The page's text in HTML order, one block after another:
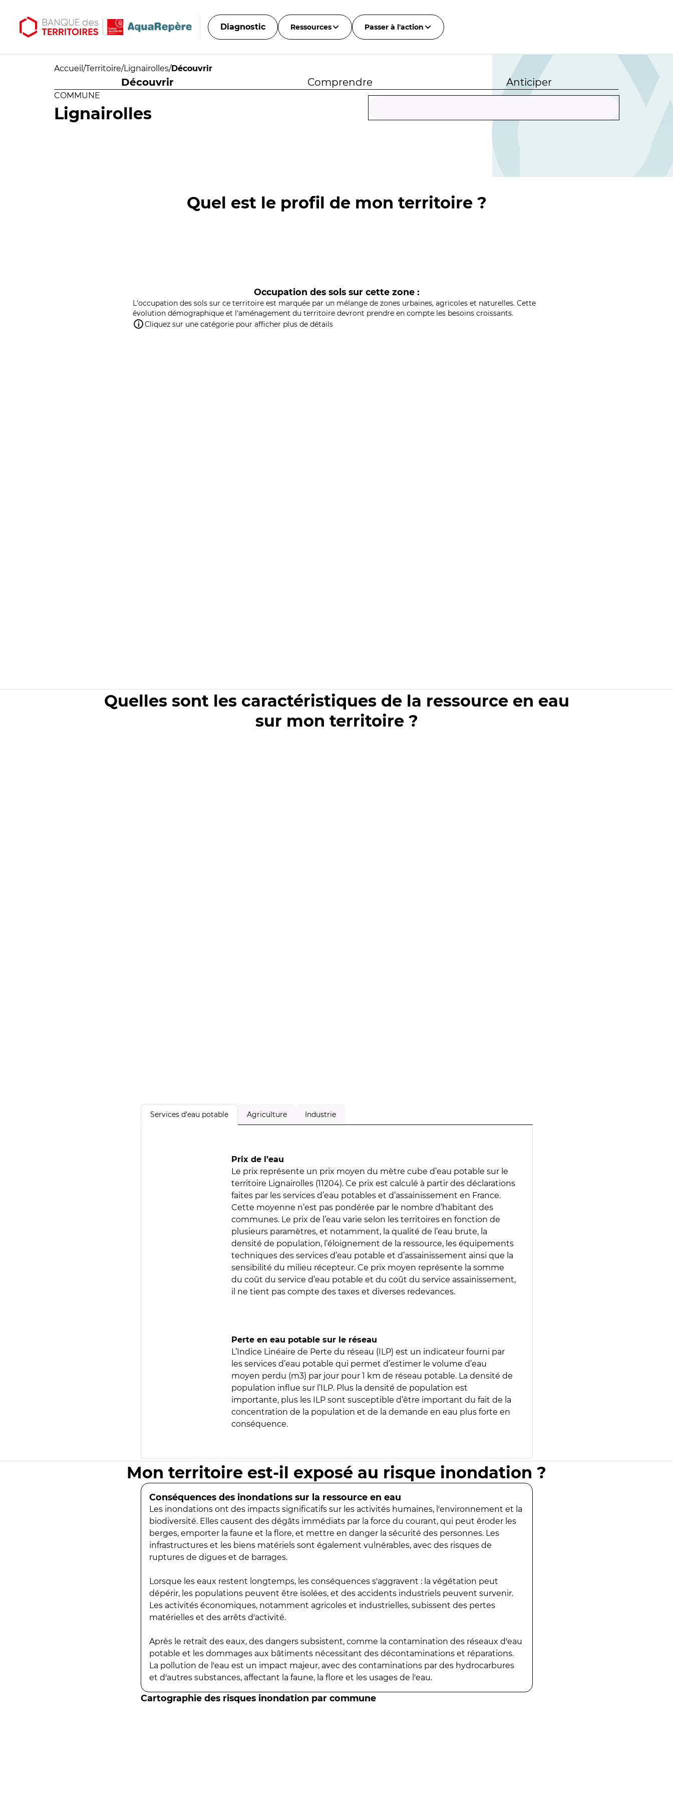
Diagnostic Ressources Passer à l'action
Accueil /Territoire/Lignairolles/Découvrir
Découvrir Comprendre Anticiper
COMMUNE
Lignairolles
Quel est le profil de mon territoire ?
Occupation des sols sur cette zone :
L'occupation des sols sur ce territoire est marquée par un mélange de zones urbaines, agricoles et naturelles. Cette
évolution démographique et l'aménagement du territoire devront prendre en compte les besoins croissants.
Cliquez sur une catégorie pour afficher plus de détails
Quelles sont les caractéristiques de la ressource en eau
sur mon territoire ?
Services d'eau potable Agriculture Industrie
Prix de l’eau
Le prix représente un prix moyen du mètre cube d’eau potable sur le
territoire Lignairolles (11204). Ce prix est calculé à partir des déclarations
faites par les services d’eau potables et d’assainissement en France.
Cette moyenne n’est pas pondérée par le nombre d’habitant des
communes. Le prix de l’eau varie selon les territoires en fonction de
plusieurs paramètres, et notamment, la qualité de l’eau brute, la
densité de population, l’éloignement de la ressource, les équipements
techniques des services d’eau potable et d’assainissement ainsi que la
sensibilité du milieu récepteur. Ce prix moyen représente la somme
du coût du service d’eau potable et du coût du service assainissement,
il ne tient pas compte des taxes et diverses redevances.
Perte en eau potable sur le réseau
L’Indice Linéaire de Perte du réseau (ILP) est un indicateur fourni par
les services d’eau potable qui permet d’estimer le volume d’eau
moyen perdu (m3) par jour pour 1 km de réseau potable. La densité de
population influe sur l’ILP. Plus la densité de population est
importante, plus les ILP sont susceptible d’être important du fait de la
concentration de la population et de la demande en eau plus forte en
conséquence.
Mon territoire est-il exposé au risque inondation ?
Conséquences des inondations sur la ressource en eau
Les inondations ont des impacts significatifs sur les activités humaines, l'environnement et la
biodiversité. Elles causent des dégâts immédiats par la force du courant, qui peut éroder les
berges, emporter la faune et la flore, et mettre en danger la sécurité des personnes. Les
infrastructures et les biens matériels sont également vulnérables, avec des risques de
ruptures de digues et de barrages.
Lorsque les eaux restent longtemps, les conséquences s'aggravent : la végétation peut
dépérir, les populations peuvent être isolées, et des accidents industriels peuvent survenir.
Les activités économiques, notamment agricoles et industrielles, subissent des pertes
matérielles et des arrêts d'activité.
Après le retrait des eaux, des dangers subsistent, comme la contamination des réseaux d'eau
potable et les dommages aux bâtiments nécessitant des décontaminations et réparations.
La pollution de l'eau est un impact majeur, avec des contaminations par des hydrocarbures
et d'autres substances, affectant la faune, la flore et les usages de l'eau.
Cartographie des risques inondation par commune